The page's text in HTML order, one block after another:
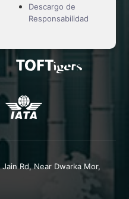
Descargo de
Responsabilidad
Rd, Near Dwarka Mor,